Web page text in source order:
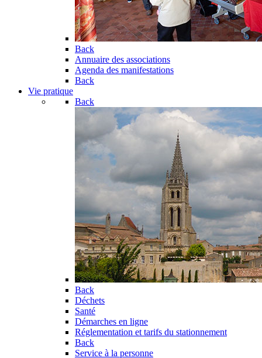
Back
Annuaire des associations
Agenda des manifestations
Back
Vie pratique
Back
Back
Déchets
Santé
Démarches en ligne
Réglementation et tarifs du stationnement
Back
Service à la personne